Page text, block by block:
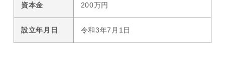
資本金 200万円
設立年月日 令和3年7月1日